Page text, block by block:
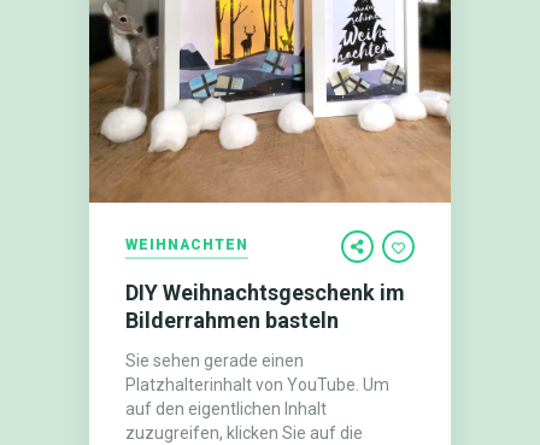
WEIHNACHTEN
DIY Weihnachtsgeschenk im
Bilderrahmen basteln
Sie sehen gerade einen
Platzhalterinhalt von YouTube. Um
auf den eigentlichen Inhalt
zuzugreifen, klicken Sie auf die